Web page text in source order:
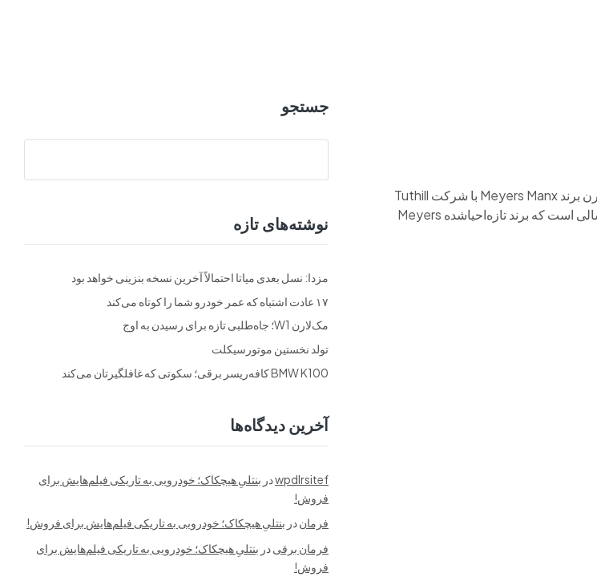
مایرز منکس LFG ترکیبی است از ۹۱۱ و باگی صحراییاین خودرو حاصل همکاری احیای مدرن برند Meyers Manx با شرکت Tuthill
Porsche است، و مخفف LFG دقیقاً همان چیزی را می‌رساند که شما تصور می‌کنید. چند سالی است که برند تازه‌احیاشده Meyers
جستجو
نوشته‌های تازه
مزدا: نسل بعدی میاتا احتمالاً آخرین نسخه بنزینی خواهد بود
۱۷ عادت اشتباه که عمر خودرو شما را کوتاه می‌کند
مک‌لارن W1؛ جاه‌طلبی تازه برای رسیدن به اوج
تولد نخستین موتورسیکلت
BMW K100 کافه‌ریسر برقی؛ سکوتی که غافلگیرتان می‌کند
آخرین دیدگاه‌ها
wpdlrsitefدر بنتلیِ هیچکاک؛ خودرویی به تاریکی فیلم‌هایش برای
فروش!
فرماندر بنتلیِ هیچکاک؛ خودرویی به تاریکی فیلم‌هایش برای فروش!
فرمان برقیدر بنتلیِ هیچکاک؛ خودرویی به تاریکی فیلم‌هایش برای
فروش!